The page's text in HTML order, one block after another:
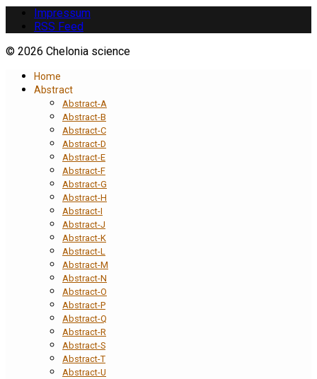
Impressum
RSS Feed
© 2026 Chelonia science
Home
Abstract
Abstract-A
Abstract-B
Abstract-C
Abstract-D
Abstract-E
Abstract-F
Abstract-G
Abstract-H
Abstract-I
Abstract-J
Abstract-K
Abstract-L
Abstract-M
Abstract-N
Abstract-O
Abstract-P
Abstract-Q
Abstract-R
Abstract-S
Abstract-T
Abstract-U